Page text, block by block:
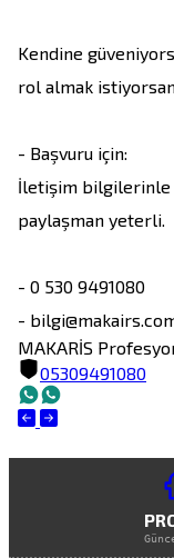
Kendine
rol almak
- Başvuru için:
İletişim bilgilerinle
paylaşman yeterli.
- 0 530 9491080
-
MAKARİS
05309491080